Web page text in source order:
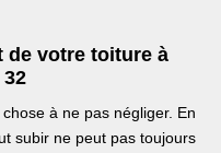
de votre toiture à
32
à ne pas négliger. En
subir ne peut pas toujours